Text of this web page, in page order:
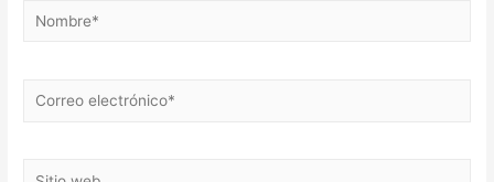
Nombre*
Correo
Sitio